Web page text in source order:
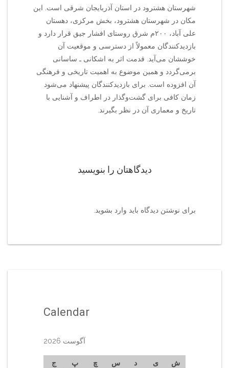
شهرستان هشترود در استان آذربایجان شرقی است. این
مکان در شهرستان هشترود، بخش مرکزی، دهستان
علی آباد، ۲۰۰م شرق روستای افشار جیق قرار دارد و
بازدیدکنندگان معمولاً از دسترسی و موقعیت آن
خوششان می‌آید. قدمت اثر به اشکانی ـ ساسانی
برمی‌گردد و همین موضوع به اهمیت تاریخی و فرهنگی
آن افزوده است. برای بازدیدکنندگان پیشنهاد می‌شود
زمان کافی برای گشت‌وگذار در اطراف و آشنایی با
تاریخ و معماری آن در نظر بگیرند.
دیدگاهتان را بنویسید
برای نوشتن دیدگاه باید وارد بشوید
Calendar
آگوست 2026
ش ی د س چ پ
ج